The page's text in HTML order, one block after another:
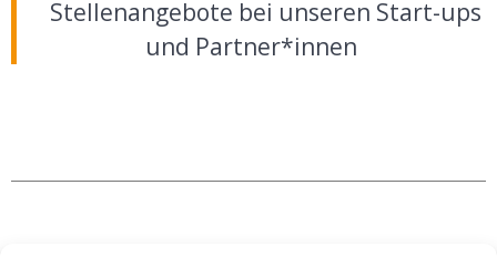
Stellenangebote bei unseren Start-ups
und Partner*innen